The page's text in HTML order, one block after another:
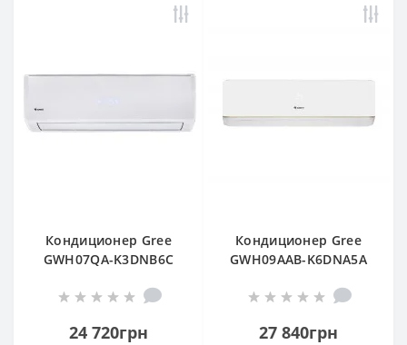
Кондиционер Gree
GWH07QA-K3DNB6C
24 720грн
Кондиционер Gree
GWH09AAB-K6DNA5A
27 840грн